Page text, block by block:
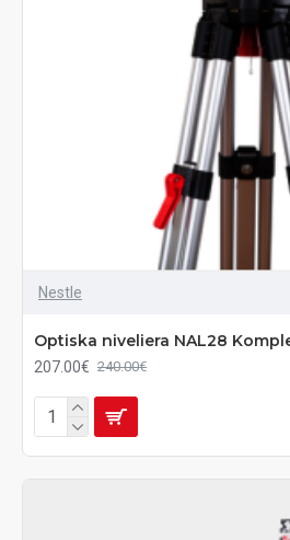
Nestle
Optiska niveliera NAL28
207.00€ 240.00€